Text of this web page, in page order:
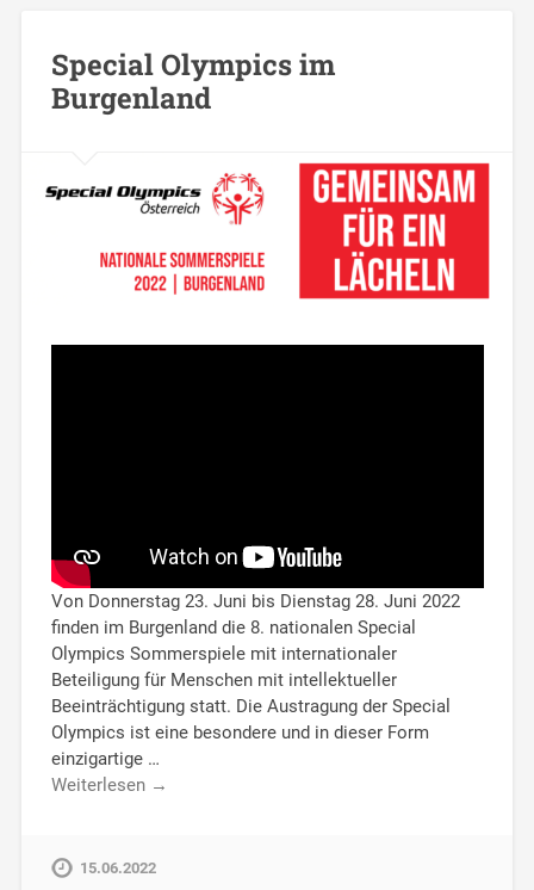
Special Olympics im
Burgenland
Von Donnerstag 23. Juni bis Dienstag 28. Juni 2022
finden im Burgenland die 8. nationalen Special
Olympics Sommerspiele mit internationaler
Beteiligung für Menschen mit intellektueller
Beeinträchtigung statt. Die Austragung der Special
Olympics ist eine besondere und in dieser Form
einzigartige …
Weiterlesen →
15.06.2022